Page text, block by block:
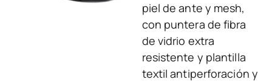
piel de ante y mesh,
con puntera de fibra
de vidrio extra
resistente y plantilla
textil antiperforación y